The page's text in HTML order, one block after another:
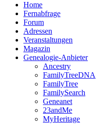
Home
Fernabfrage
Forum
Adressen
Veranstaltungen
Magazin
Genealogie-Anbieter
Ancestry
FamilyTreeDNA
FamilyTree
FamilySearch
Geneanet
23andMe
MyHeritage